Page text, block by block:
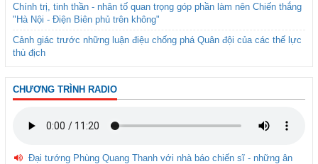
Chính trị, tinh thần - nhân tố quan trọng góp phần làm nên Chiến thắng
"Hà Nội - Điện Biên phủ trên không"
Cảnh giác trước những luận điệu chống phá Quân đội của các thế lực
thù địch
CHƯƠNG TRÌNH RADIO
Đại tướng Phùng Quang Thanh với nhà báo chiến sĩ - những ân